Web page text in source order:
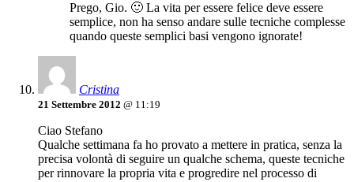
Prego, Gio. 🙂 La vita per essere felice deve essere
semplice, non ha senso andare sulle tecniche complesse
quando queste semplici basi vengono ignorate!
Cristina
21 Settembre 2012 @ 11:19
Ciao Stefano
Qualche settimana fa ho provato a mettere in pratica, senza la
precisa volontà di seguire un qualche schema, queste tecniche
per rinnovare la propria vita e progredire nel processo di